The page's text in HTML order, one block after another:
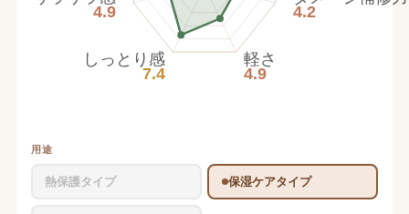
4.2
軽さ
4.9
しっとり感
7.4
4.9
用途
熱保護タイプ 保湿ケアタイプ